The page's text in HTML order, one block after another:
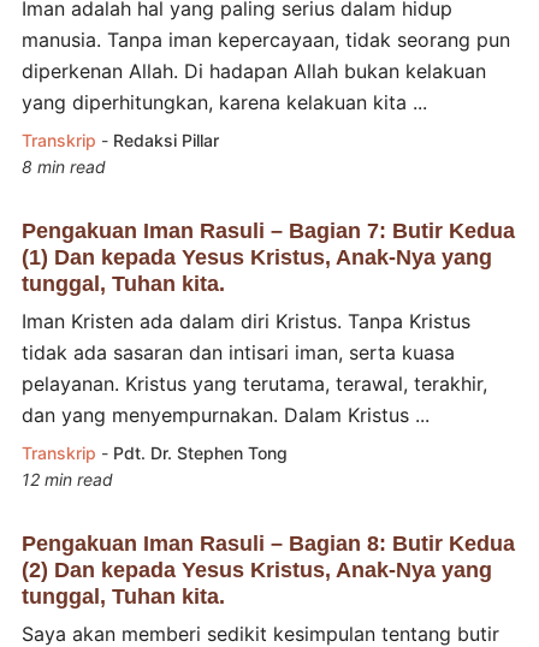
Iman adalah hal yang paling serius dalam hidup
manusia. Tanpa iman kepercayaan, tidak seorang pun
diperkenan Allah. Di hadapan Allah bukan kelakuan
yang diperhitungkan, karena kelakuan kita ...
Transkrip - Redaksi Pillar
8 min read
Pengakuan Iman Rasuli – Bagian 7: Butir Kedua
(1) Dan kepada Yesus Kristus, Anak-Nya yang
tunggal, Tuhan kita.
Iman Kristen ada dalam diri Kristus. Tanpa Kristus
tidak ada sasaran dan intisari iman, serta kuasa
pelayanan. Kristus yang terutama, terawal, terakhir,
dan yang menyempurnakan. Dalam Kristus ...
Transkrip - Pdt. Dr. Stephen Tong
12 min read
Pengakuan Iman Rasuli – Bagian 8: Butir Kedua
(2) Dan kepada Yesus Kristus, Anak-Nya yang
tunggal, Tuhan kita.
Saya akan memberi sedikit kesimpulan tentang butir